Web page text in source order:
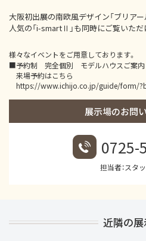
大阪初出展の南欧風デザイン「ブリアー
人気の「i-smartⅡ」も同時にご覧いた
様々なイベントをご用意しております。
■予約制 完全個別 モデルハウスご案内
来場予約はこちら
https://www.ichijo.co.jp/guide/form/
展示場のお問
0725-
担当者：スタ
近隣の